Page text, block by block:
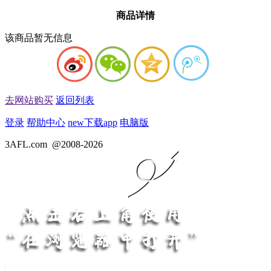
商品详情
该商品暂无信息
去网站购买 返回列表
登录 帮助中心 new下载app 电脑版
3AFL.com @2008-2026